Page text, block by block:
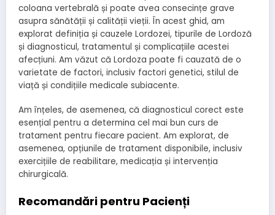
coloana vertebrală și poate avea consecințe grave
asupra sănătății și calității vieții. În acest ghid, am
explorat definiția și cauzele Lordozei, tipurile de Lordoză
și diagnosticul, tratamentul și complicațiile acestei
afecțiuni. Am văzut că Lordoza poate fi cauzată de o
varietate de factori, inclusiv factori genetici, stilul de
viață și condițiile medicale subiacente.
Am înțeles, de asemenea, că diagnosticul corect este
esențial pentru a determina cel mai bun curs de
tratament pentru fiecare pacient. Am explorat, de
asemenea, opțiunile de tratament disponibile, inclusiv
exercițiile de reabilitare, medicația și intervenția
chirurgicală.
Recomandări pentru Pacienți